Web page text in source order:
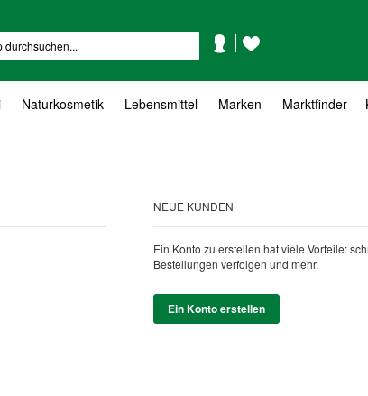
KontoWunschzettel
Naturkosmetik Lebensmittel Marken Marktfinder
NEUE KUNDEN
Ein Konto zu erstellen hat viele Vorteile:
Bestellungen verfolgen und mehr.
Ein Konto erstellen